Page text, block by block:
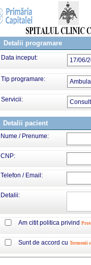
Detalii programare
Data inceput: 17/06/
Tip programare:
Servicii:
Detalii pacient
Nume / Prenume:
CNP:
Telefon / Email:
Detalii:
Am citit politica privind
Sunt de accord cu Termenii